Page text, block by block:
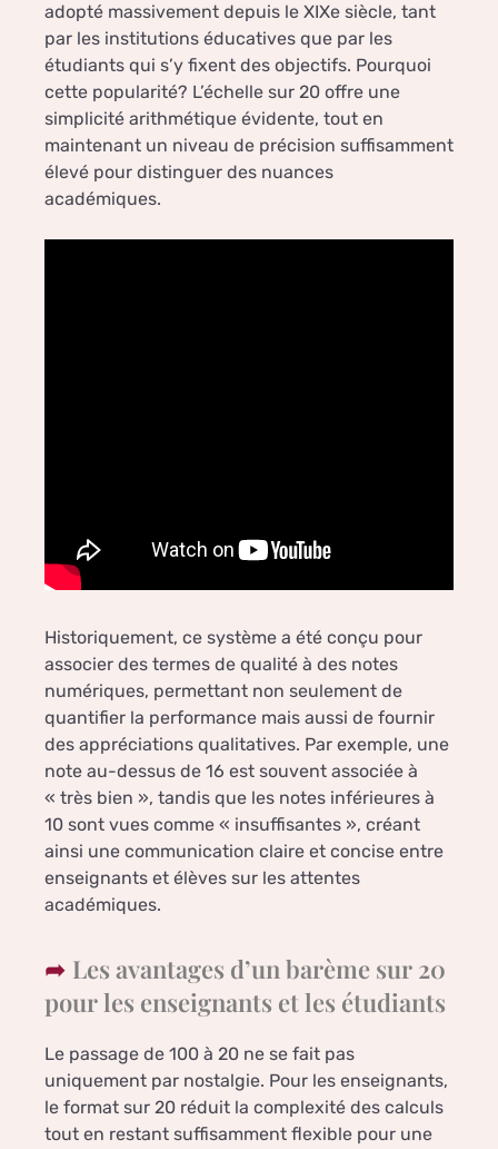
adopté massivement depuis le XIXe siècle, tant
par les institutions éducatives que par les
étudiants qui s’y fixent des objectifs. Pourquoi
cette popularité? L’échelle sur 20 offre une
simplicité arithmétique évidente, tout en
maintenant un niveau de précision suffisamment
élevé pour distinguer des nuances
académiques.
Historiquement, ce système a été conçu pour
associer des termes de qualité à des notes
numériques, permettant non seulement de
quantifier la performance mais aussi de fournir
des appréciations qualitatives. Par exemple, une
note au-dessus de 16 est souvent associée à
« très bien », tandis que les notes inférieures à
10 sont vues comme « insuffisantes », créant
ainsi une communication claire et concise entre
enseignants et élèves sur les attentes
académiques.
Les avantages d’un barème sur 20
pour les enseignants et les étudiants
Le passage de 100 à 20 ne se fait pas
uniquement par nostalgie. Pour les enseignants,
le format sur 20 réduit la complexité des calculs
tout en restant suffisamment flexible pour une